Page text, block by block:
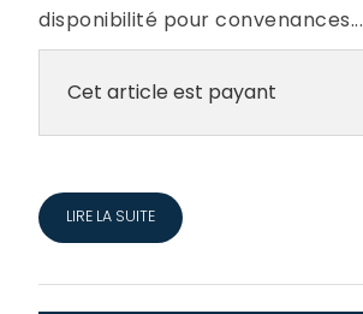
disponibilité pour convenances...
Cet article est payant
LIRE LA SUITE